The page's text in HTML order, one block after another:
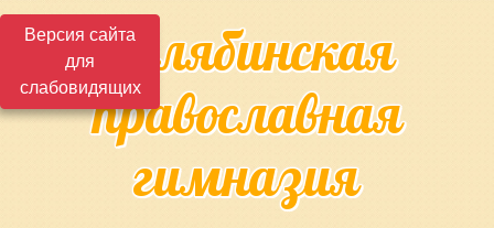
Версия сайта
для
слабовидящихЧелябинская
православная
гимназия